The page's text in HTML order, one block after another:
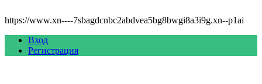
https://www.xn----7sbagdcnbc2abdvea5bg8bwgi8a3i9g.xn--p1ai
Вход
Регистрация